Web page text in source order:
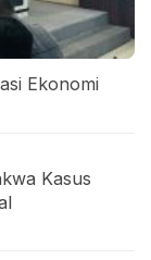
Ekonomi
Kasus